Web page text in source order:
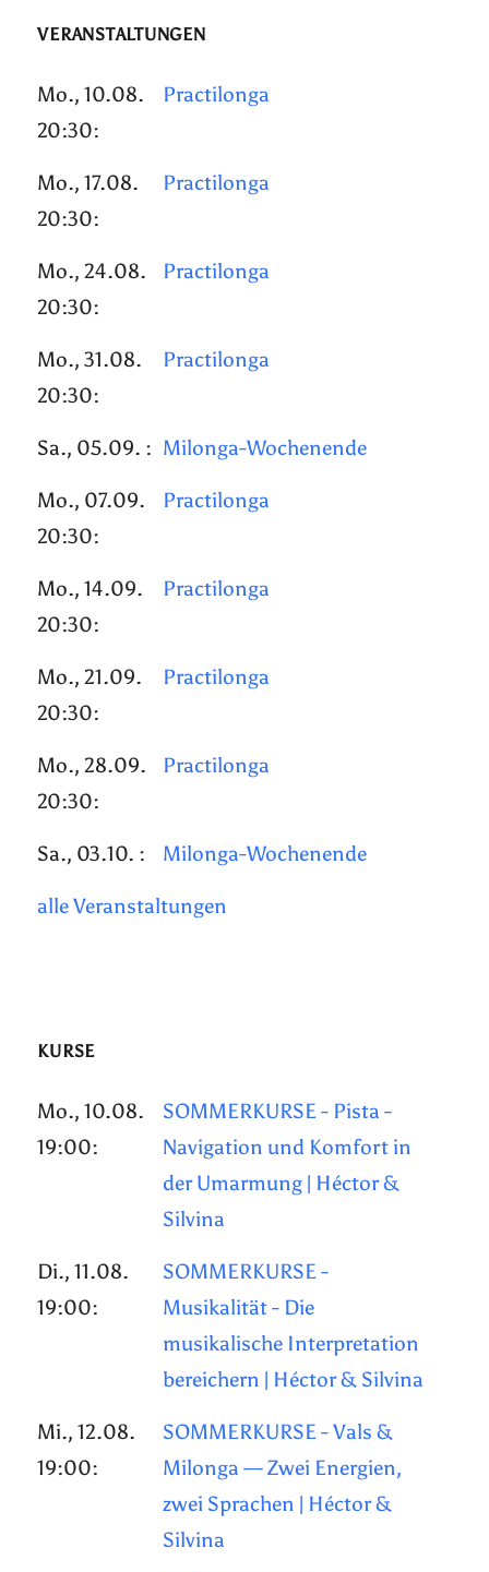
VERANSTALTUNGEN
Mo., 10.08.
20:30:
Practilonga
Mo., 17.08.
20:30:
Practilonga
Mo., 24.08.
20:30:
Practilonga
Mo., 31.08.
20:30:
Practilonga
Sa., 05.09. : Milonga-Wochenende
Mo., 07.09.
20:30:
Practilonga
Mo., 14.09.
20:30:
Practilonga
Mo., 21.09.
20:30:
Practilonga
Mo., 28.09.
20:30:
Practilonga
Sa., 03.10. : Milonga-Wochenende
alle Veranstaltungen
KURSE
Mo., 10.08.
19:00:
SOMMERKURSE - Pista -
Navigation und Komfort in
der Umarmung | Héctor &
Silvina
Di., 11.08.
19:00:
SOMMERKURSE -
Musikalität - Die
musikalische Interpretation
bereichern | Héctor & Silvina
Mi., 12.08.
19:00:
SOMMERKURSE - Vals &
Milonga — Zwei Energien,
zwei Sprachen | Héctor &
Silvina